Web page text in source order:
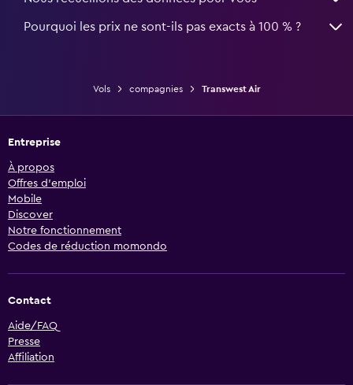
Pourquoi les prix ne sont-ils pas exacts à 100 % ?
Vols compagnies Transwest Air
Entreprise
À propos
Offres d’emploi
Mobile
Discover
Notre fonctionnement
Codes de réduction momondo
Contact
Aide/FAQ
Presse
Affiliation